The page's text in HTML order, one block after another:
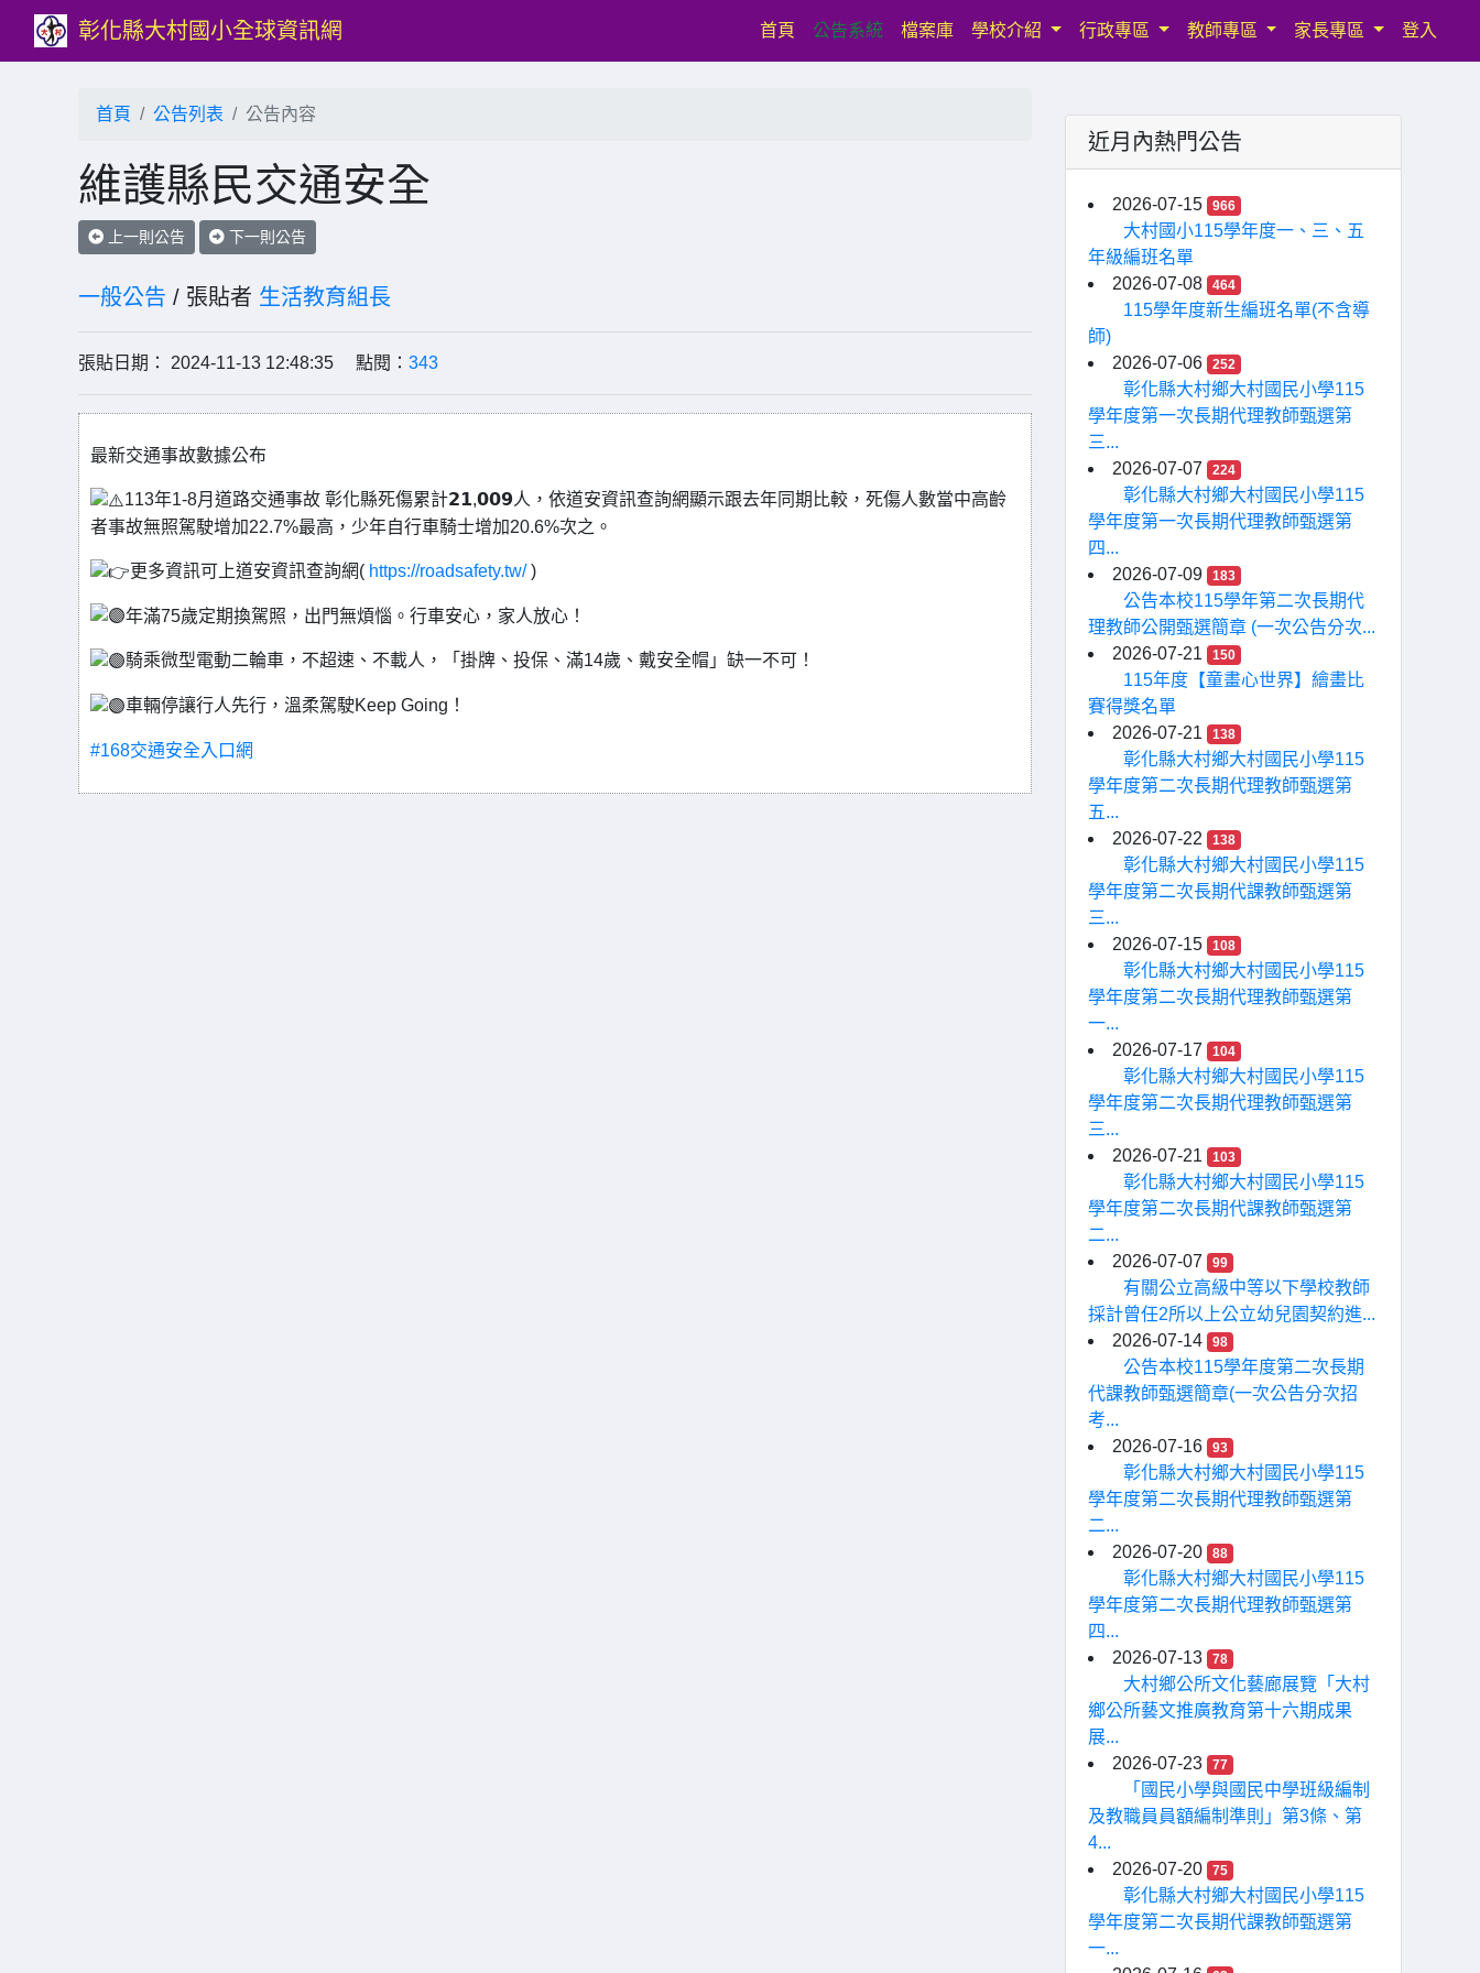
彰化縣大村國小全球資訊網 首頁 (current)
公告系統 檔案庫 學校介紹 行政專區 教師專區 家長專區 登入
首頁 公告列表 公告內容
維護縣民交通安全
上一則公告 下一則公告
一般公告 / 張貼者 生活教育組長
張貼日期： 2024-11-13 12:48:35 點閱： 343
最新交通事故數據公布
113年1-8月道路交通事故 彰化縣死傷累計𝟮𝟭,𝟬𝟬𝟵人，依道安資訊查詢網顯示跟去年同期比較，死傷人數當中高齡
者事故無照駕駛增加22.7%最高，少年自行車騎士增加20.6%次之。
更多資訊可上道安資訊查詢網( https://roadsafety.tw/)
年滿75歲定期換駕照，出門無煩惱。行車安心，家人放心！
騎乘微型電動二輪車，不超速、不載人，「掛牌、投保、滿14歲、戴安全帽」缺一不可！
車輛停讓行人先行，溫柔駕駛Keep Going！
#168交通安全入口網
近月內熱門公告
2026-07-15 966
大村國小115學年度一、三、五
年級編班名單
2026-07-08
464
115學年度新生編班名單(不含導
師)
2026-07-06
252
彰化縣大村鄉大村國民小學115
學年度第一次長期代理教師甄選第
三...
2026-07-07
224
彰化縣大村鄉大村國民小學115
學年度第一次長期代理教師甄選第
四...
2026-07-09
183
公告本校115學年第二次長期代
理教師公開甄選簡章 (一次公告分次...
2026-07-21
150
115年度【童畫心世界】繪畫比
賽得獎名單
2026-07-21
138
彰化縣大村鄉大村國民小學115
學年度第二次長期代理教師甄選第
五...
2026-07-22
138
彰化縣大村鄉大村國民小學115
學年度第二次長期代課教師甄選第
三...
2026-07-15
108
彰化縣大村鄉大村國民小學115
學年度第二次長期代理教師甄選第
一...
2026-07-17
104
彰化縣大村鄉大村國民小學115
學年度第二次長期代理教師甄選第
三...
2026-07-21
103
彰化縣大村鄉大村國民小學115
學年度第二次長期代課教師甄選第
二...
2026-07-07
99
有關公立高級中等以下學校教師
採計曾任2所以上公立幼兒園契約進...
2026-07-14
98
公告本校115學年度第二次長期
代課教師甄選簡章(一次公告分次招
考...
2026-07-16
93
彰化縣大村鄉大村國民小學115
學年度第二次長期代理教師甄選第
二...
2026-07-20
88
彰化縣大村鄉大村國民小學115
學年度第二次長期代理教師甄選第
四...
2026-07-13
78
大村鄉公所文化藝廊展覽「大村
鄉公所藝文推廣教育第十六期成果
展...
2026-07-23
77
「國民小學與國民中學班級編制
及教職員員額編制準則」第3條、第
4...
2026-07-20
75
彰化縣大村鄉大村國民小學115
學年度第二次長期代課教師甄選第
一...